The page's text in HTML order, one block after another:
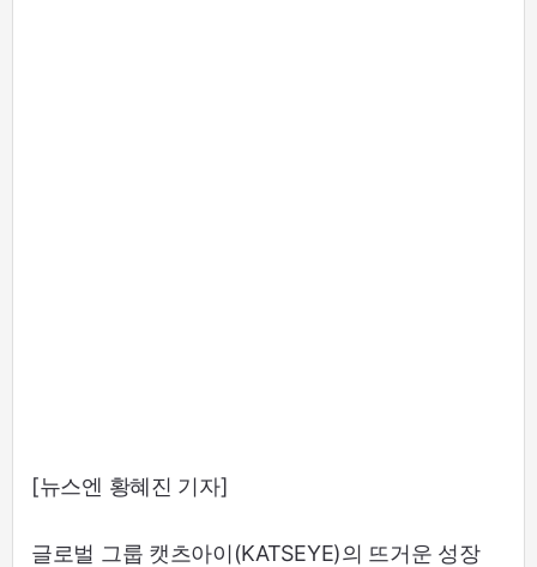
[뉴스엔 황혜진 기자]
글로벌 그룹 캣츠아이(KATSEYE)의 뜨거운 성장